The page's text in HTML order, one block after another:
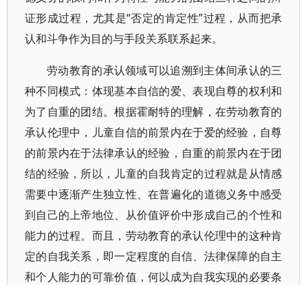
证形成过程，尤其是“否定的肯定性”过程，从而把承
认和斗争作为目的与手段关系联系起来。
劳动教育的承认领域可以追溯到主体间承认的三
种不同模式：体现基本自信的爱、表现自尊的权利和
为了自重的团结。根据霍耐特的理解，在劳动教育的
承认伦理中，儿童自信的前景内在于爱的经验，自尊
的前景内在于法律承认的经验，自重的前景内在于团
结的经验，所以，儿童的自我肯定的过程就是从情感
需要中逐渐产生独立性、在普遍化的道德义务中感受
到自己的上帝地位、从价值评价中形成自己的个性和
能力的过程。而且，劳动教育的承认伦理中的这种肯
定的自我关系，即一定程度的自信、法律保障的自主
和个人能力的可靠价值，何以成为自我实现的必要条